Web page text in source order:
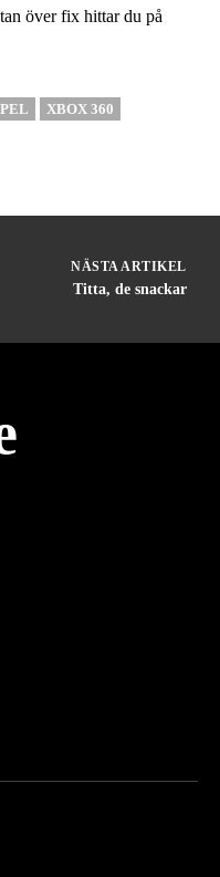
över fix hittar du på
XBOX 360
NÄSTA ARTIKEL
Titta, de snackar